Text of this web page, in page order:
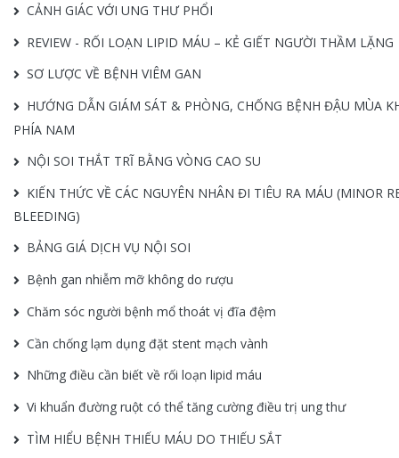
CẢNH GIÁC VỚI UNG THƯ PHỔI
REVIEW - RỐI LOẠN LIPID MÁU – KẺ GIẾT NGƯỜI THẦM LẶNG
SƠ LƯỢC VỀ BỆNH VIÊM GAN
HƯỚNG DẪN GIÁM SÁT & PHÒNG, CHỐNG BỆNH ĐẬU MÙA
PHÍA NAM
NỘI SOI THẮT TRĨ BẰNG VÒNG CAO SU
KIẾN THỨC VỀ CÁC NGUYÊN NHÂN ĐI TIÊU RA MÁU (MINOR
BLEEDING)
BẢNG GIÁ DỊCH VỤ NỘI SOI
Bệnh gan nhiễm mỡ không do rượu
Chăm sóc người bệnh mổ thoát vị đĩa đệm
Cần chống lạm dụng đặt stent mạch vành
Những điều cần biết về rối loạn lipid máu
Vi khuẩn đường ruột có thể tăng cường điều trị ung thư
TÌM HIỂU BỆNH THIẾU MÁU DO THIẾU SẮT